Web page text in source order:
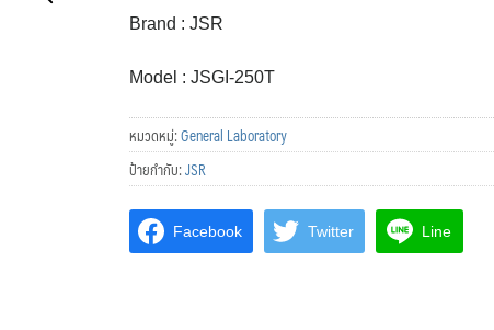
Brand : JSR
Model : JSGI-250T
หมวดหมู่:General Laboratory
ป้ายกำกับ:JSR
Facebook Twitter Line